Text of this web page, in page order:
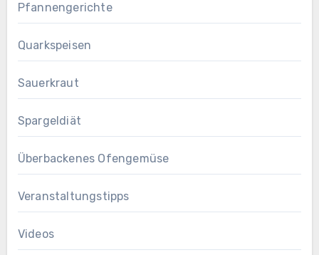
Pfannengerichte
Quarkspeisen
Sauerkraut
Spargeldiät
Überbackenes Ofengemüse
Veranstaltungstipps
Videos